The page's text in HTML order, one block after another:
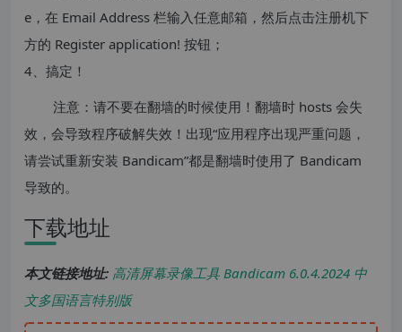
e，在 Email Address 栏输入任意邮箱，然后点击注册机下
方的 Register application! 按钮；
4、搞定！
注意：请不要在翻墙的时候使用！翻墙时 hosts 会失
效，会导致程序破解失效！出现“应用程序出现严重问题，
请尝试重新安装 Bandicam”都是翻墙时使用了 Bandicam
导致的。
下载地址
本文链接地址: 高清屏幕录像工具 Bandicam 6.0.4.2024 中
文多国语言特别版